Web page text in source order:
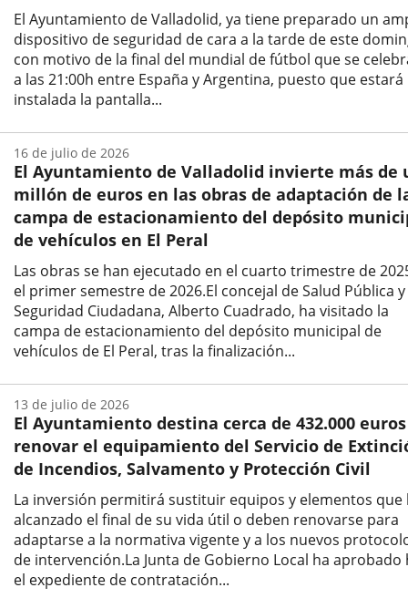
El Ayuntamiento de Valladolid, ya tiene preparado un
dispositivo de seguridad de cara a la tarde de este
con motivo de la final del mundial de fútbol que se
a las 21:00h entre España y Argentina, puesto que estará
instalada la pantalla...
la
noticia
El Ayuntamiento de Valladolid invierte más de
millón de euros en las obras de adaptación de
campa de estacionamiento del depósito
de vehículos en El Peral
Las obras se han ejecutado en el cuarto trimestre de
el primer semestre de 2026.El concejal de Salud Pública y
Seguridad Ciudadana, Alberto Cuadrado, ha visitado la
campa de estacionamiento del depósito municipal de
vehículos de El Peral, tras la finalización...
la
noticia
16 de julio de 2026
El Ayuntamiento destina cerca de 432.000
renovar el equipamiento del Servicio de
de Incendios, Salvamento y Protección Civil
La inversión permitirá sustituir equipos y elementos que
alcanzado el final de su vida útil o deben renovarse para
adaptarse a la normativa vigente y a los nuevos
de intervención.La Junta de Gobierno Local ha aprobado
el expediente de contratación...
13 de julio de 2026